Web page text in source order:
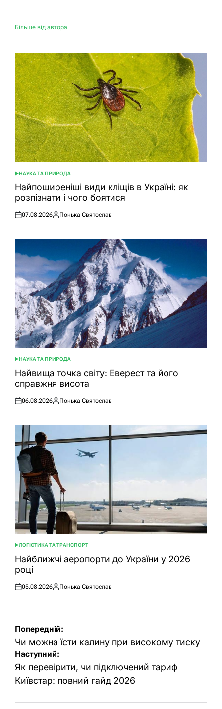
Більше від автора
ОПУБЛІКУВАТИ
У
НАУКА ТА ПРИРОДА
Найпоширеніші види кліщів в Україні: як
розпізнати і чого боятися
Оприлюднено
07.08.2026
Опубліковано
Понька Святослав
ОПУБЛІКУВАТИ
У
НАУКА ТА ПРИРОДА
Найвища точка світу: Еверест та його
справжня висота
Оприлюднено
06.08.2026
Опубліковано
Понька Святослав
ОПУБЛІКУВАТИ
У
ЛОГІСТИКА ТА ТРАНСПОРТ
Найближчі аеропорти до України у 2026
році
Оприлюднено
05.08.2026
Опубліковано
Понька Святослав
Навігація
записів
Попередній:
Чи можна їсти калину при високому тиску
Наступний:
Як перевірити, чи підключений тариф
Київстар: повний гайд 2026